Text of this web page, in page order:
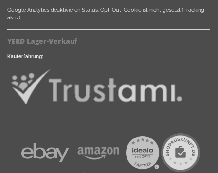
Google Analytics deaktivieren Status: Opt-Out-Cookie ist nicht gesetzt (Tracking
aktiv)
YERD Lager-Verkauf
Kauferfahrung: